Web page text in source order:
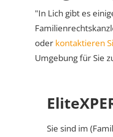
"In Lich gibt es
oder kontaktieren
Umgebung für Sie
Sie sind im